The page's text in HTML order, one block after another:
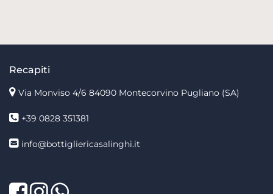
Recapiti
Via Monviso 4/6 84090 Montecorvino Pugliano (SA)
+39 0828 351381
info@bottigliericasalinghi.it
Facebook
TwitterLinkedIn